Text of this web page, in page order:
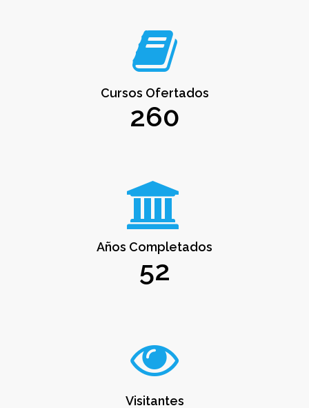
Cursos Ofertados
260
Años Completados
52
Visitantes